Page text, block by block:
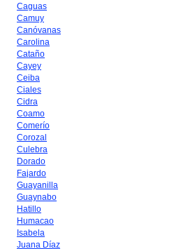
Caguas
Camuy
Canóvanas
Carolina
Cataño
Cayey
Ceiba
Ciales
Cidra
Coamo
Comerío
Corozal
Culebra
Dorado
Fajardo
Guayanilla
Guaynabo
Hatillo
Humacao
Isabela
Juana Díaz